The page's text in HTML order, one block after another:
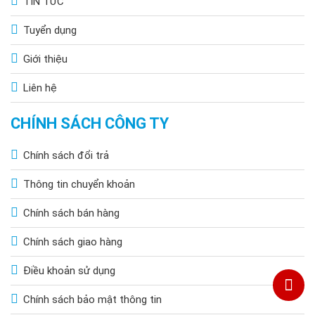
Chi Nhánh Hà Nội: P914 Tòa Nhà CT4C/X2 KĐT Bắc Linh Đàm
- Hoàng Mai - Hà Nội.
Tuyển dụng
Giới thiệu
Liên hệ
CHÍNH SÁCH CÔNG TY
Chính sách đổi trả
Thông tin chuyển khoản
Chính sách bán hàng
Chính sách giao hàng
Điều khoản sử dụng
Chính sách bảo mật thông tin